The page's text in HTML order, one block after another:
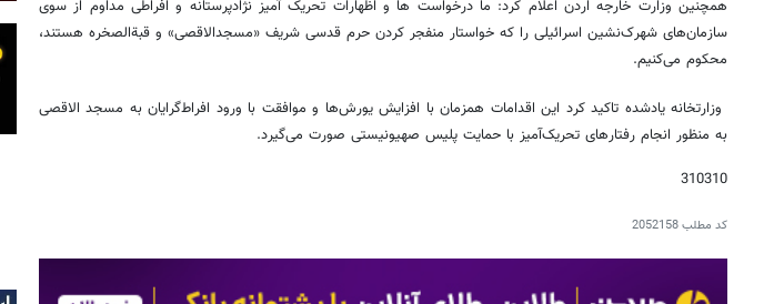
همچنین وزارت خارجه اردن اعلام کرد: ما درخواست ها و اظهارات تحریک آمیز نژادپرستانه و افراطی مداوم از سوی
سازمان‌های شهرک‌نشین اسرائیلی را که خواستار منفجر کردن حرم قدسی شریف «مسجدالاقصی» و قبةالصخره هستند،
محکوم می‌کنیم.
وزارتخانه یادشده تاکید کرد این اقدامات همزمان با افزایش یورش‌ها و موافقت با ورود افراط‌گرایان به مسجد الاقصی
به منظور انجام رفتارهای تحریک‌آمیز با حمایت پلیس صهیونیستی صورت می‌گیرد.
310310
کد مطلب2052158